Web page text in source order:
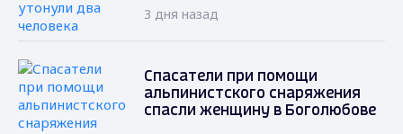
3 дня назад
Спасатели при помощи
альпинистского снаряжения
спасли женщину в Боголюбове